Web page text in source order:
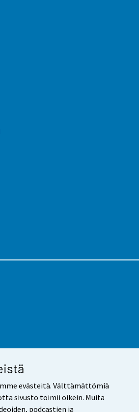
evästeitä. Välttämättömiä
sivusto toimii oikein. Muita
podcastien ja